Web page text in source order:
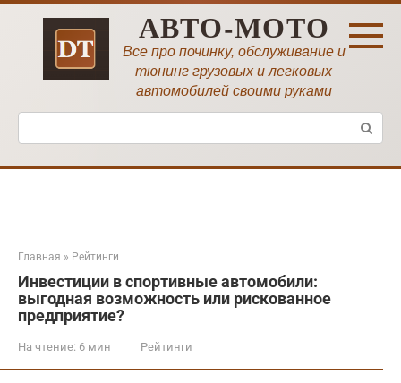
Перейти
АВТО-МОТО
Все про починку, обслуживание и
тюнинг грузовых и легковых
автомобилей своими руками
Поиск:
Главная » Рейтинги
Инвестиции в спортивные автомобили:
выгодная возможность или рискованное
предприятие?
На чтение: 6 мин Рейтинги